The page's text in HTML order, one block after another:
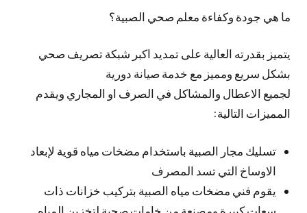
ما هي جودة وكفاءة معلم صحي الصبية؟
يتميز بقدرته العالية على تمديد اكبر شبكة تصريف صحي
بشكل سريع ومميز مع خدمة صيانة دورية
لجميع الاعطال والمشاكل في الصرف او المجاري ويقدم
المميزات التالية:
تسليك مجار الصبية باستخدام مضخات مياه قوية لإبعاد
الاوساخ التي تسد المصرف
يقوم فني مضخات مياه الصبية بتركيب خزانات ذات
سعات كبيرة ومصنعة من خامات صحية لتخزين المياه